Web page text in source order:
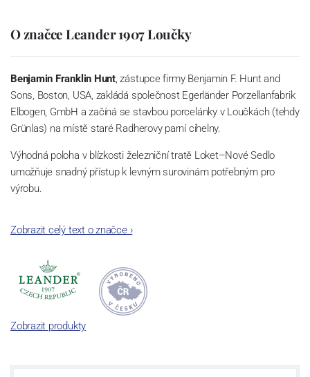
O značce Leander 1907 Loučky
Benjamin Franklin Hunt, zástupce firmy Benjamin F. Hunt and
Sons, Boston, USA, zakládá společnost Egerländer Porzellanfabrik
Elbogen, GmbH a začíná se stavbou porcelánky v Loučkách (tehdy
Grünlas) na místě staré Radherovy parní cihelny.
Výhodná poloha v blízkosti železniční tratě Loket–Nové Sedlo
umožňuje snadný přístup k levným surovinám potřebným pro
výrobu.
evropským výrobcům.
Zobrazit celý text o značce›
Zobrazit produkty